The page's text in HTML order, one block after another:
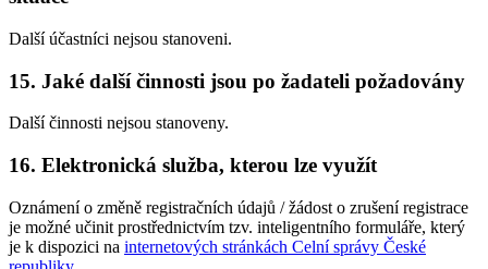
Další účastníci nejsou stanoveni.
15. Jaké další činnosti jsou po žadateli požadovány
Další činnosti nejsou stanoveny.
16. Elektronická služba, kterou lze využít
Oznámení o změně registračních údajů / žádost o zrušení registrace
je možné učinit prostřednictvím tzv. inteligentního formuláře, který
je k dispozici na internetových stránkách Celní správy České